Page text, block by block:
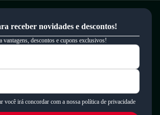
receber novidades e descontos!
vantagens, descontos e cupons exclusivos!
você irá concordar com a nossa política de privacidade